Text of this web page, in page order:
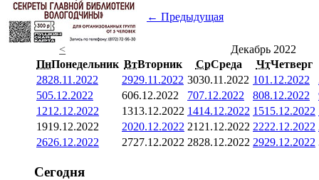
← Предыдущая
<
Декабрь 2022
ПнПонедельник ВтВторник СрСреда ЧтЧетверг
2828.11.2022 2929.11.2022 3030.11.2022 101.12.2022
505.12.2022 606.12.2022 707.12.2022 808.12.2022
1212.12.2022 1313.12.2022 1414.12.2022 1515.12.2022
1919.12.2022 2020.12.2022 21 21.12.2022 2222.12.2022
2626.12.2022 2727.12.2022 2828.12.2022 2929.12.2022
Сегодня